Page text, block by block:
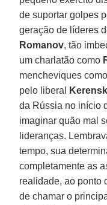
de suportar golpes
geração de líderes
Romanov, tão
um charlatão como
mencheviques como
pelo liberal
da Rússia no início
imaginar quão mal
lideranças.
tempo, sua
completamente as
realidade, ao ponto
de chamar o